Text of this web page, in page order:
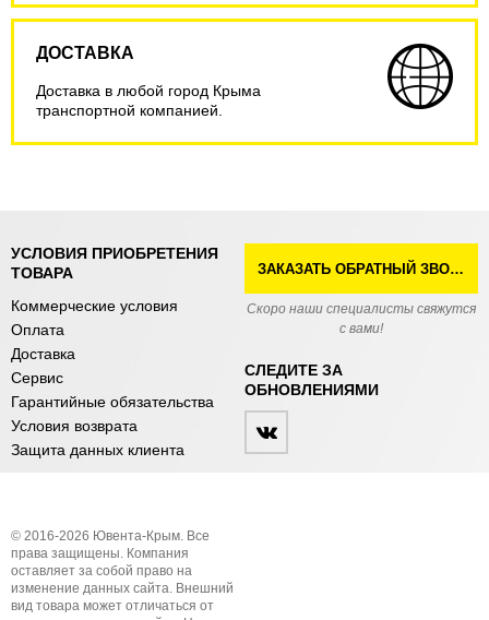
ДОСТАВКА
Доставка в любой город Крыма
транспортной компанией.
УСЛОВИЯ ПРИОБРЕТЕНИЯ
ТОВАРА
Коммерческие условия
Оплата
Доставка
Сервис
Гарантийные обязательства
Условия возврата
Защита данных клиента
ЗАКАЗАТЬ ОБРАТНЫЙ ЗВОНОК
Скоро наши специалисты свяжутся
с вами!
СЛЕДИТЕ ЗА
ОБНОВЛЕНИЯМИ
© 2016-2026 Ювента-Крым. Все
права защищены. Компания
оставляет за собой право на
изменение данных сайта. Внешний
вид товара может отличаться от